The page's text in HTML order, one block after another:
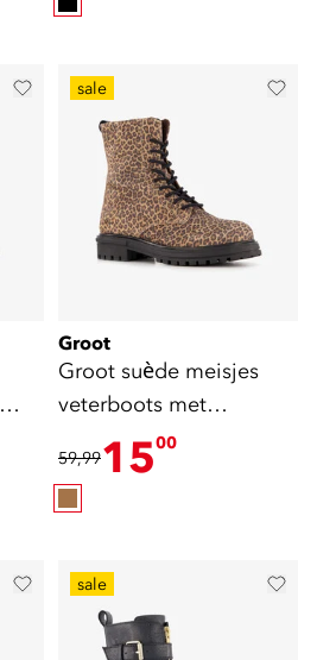
sale
Groot
Groot suède meisjes
veterboots met
luipaardprint
59,991500
sale